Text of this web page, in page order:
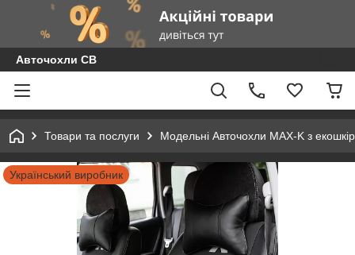
Авточохли СВ
Товари та послуги Модельні Авточохли MAX-K з
Український виробник